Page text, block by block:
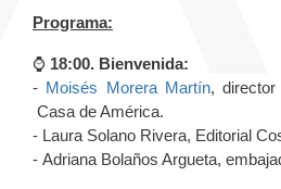
Programa:
⌚️ 18:00. Bienvenida:
- Moisés Morera Martín, director
Casa de América.
- Laura Solano Rivera, Editorial
- Adriana Bolaños Argueta,